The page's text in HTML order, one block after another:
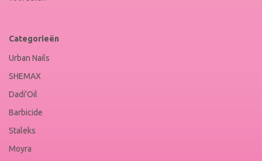
Categorieën
Urban Nails
SHEMAX
Dadi'Oil
Barbicide
Staleks
Moyra